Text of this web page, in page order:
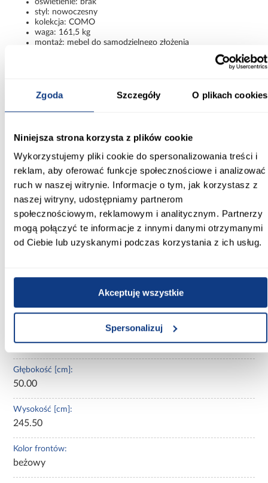
Zgoda Szczegóły O plikach cookies
Niniejsza strona korzysta z plików cookie
Wykorzystujemy pliki cookie do spersonalizowania treści i
reklam, aby oferować funkcje społecznościowe i analizować
ruch w naszej witrynie. Informacje o tym, jak korzystasz z
naszej witryny, udostępniamy partnerom
społecznościowym, reklamowym i analitycznym. Partnerzy
mogą połączyć te informacje z innymi danymi otrzymanymi
od Ciebie lub uzyskanymi podczas korzystania z ich usług.
Akceptuję wszystkie
Spersonalizuj
styl: nowoczesny
kolekcja: COMO
waga: 161,5 kg
montaż: mebel do samodzielnego złożenia
Szafa COMO 3-200 kaszmir/złoty –
Szafa Como 3-200 kaszmir/złoty łączy dużą pojemność,
oferując jednocześnie wygodną i dobrze zorganizowaną
Informacje Transport Informacje o
Kształt:
proste
Nie
200.00
Głębokość [cm]:
50.00
Wysokość [cm]:
245.50
Kolor frontów:
beżowy